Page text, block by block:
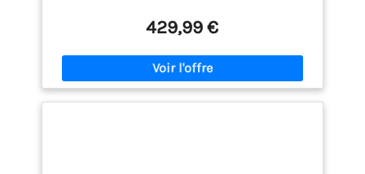
Meubles résistants aux intempéries : salon en
robuste & résistant aux intempéries ; housses
amovibles & lavables ; idéal pour une utilisation en
extérieur
Matériaux haute longévité : mobilier
de jardin à châssis en acier robuste (revêtement
429,99 €